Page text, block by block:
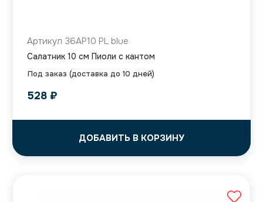
Под заказ (доставка до 10 дней)
Артикул 36AP10 PL blue
Салатник 10 см Пиоли с кантом
528 ₽
ДОБАВИТЬ В КОРЗИНУ